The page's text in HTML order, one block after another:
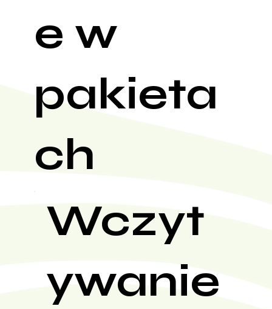
e w
pakieta
ch
Wczyt
ywanie